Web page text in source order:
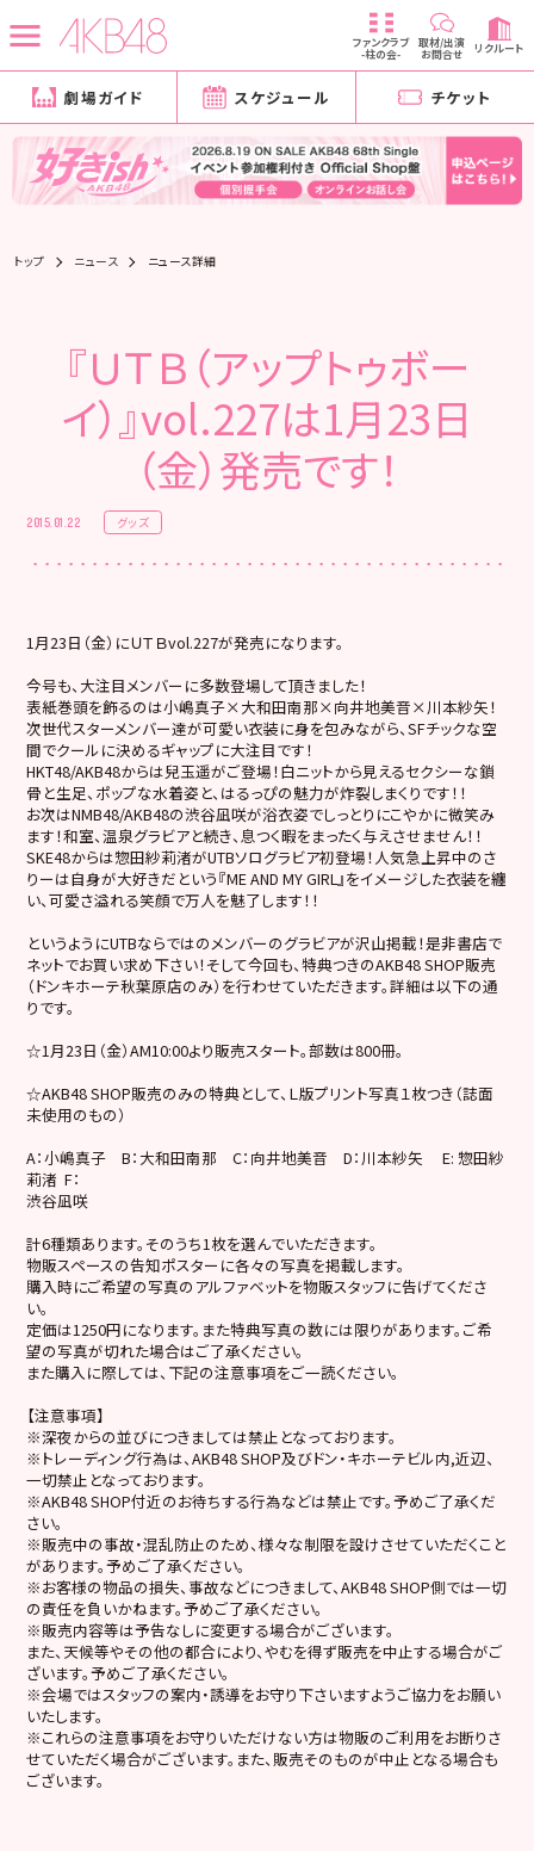
ファンクラブ
-柱の会-
取材/出演
お問合せ リクルート
劇場ガイド スケジュール チケット
トップ ニュース ニュース詳細
『ＵＴＢ（アップトゥボー
イ）』vol.227は1月23日
（金）発売です！
2015.01.22 グッズ
1月23日（金）にＵＴＢvol.227が発売になります。
今号も、大注目メンバーに多数登場して頂きました！
表紙巻頭を飾るのは小嶋真子×大和田南那×向井地美音×川本紗矢！
次世代スターメンバー達が可愛い衣装に身を包みながら、SFチックな空
間でクールに決めるギャップに大注目です！
HKT48/AKB48からは兒玉遥がご登場！白ニットから見えるセクシーな鎖
骨と生足、ポップな水着姿と、はるっぴの魅力が炸裂しまくりです！！
お次はNMB48/AKB48の渋谷凪咲が浴衣姿でしっとりにこやかに微笑み
ます！和室、温泉グラビアと続き、息つく暇をまったく与えさせません！！
SKE48からは惣田紗莉渚がUTBソログラビア初登場！人気急上昇中のさ
りーは自身が大好きだという『ME AND MY GIRL』をイメージした衣装を纏
い、可愛さ溢れる笑顔で万人を魅了します！！
というようにUTBならではのメンバーのグラビアが沢山掲載！是非書店で
ネットでお買い求め下さい！そして今回も、特典つきのAKB48 SHOP販売
（ドンキホーテ秋葉原店のみ）を行わせていただきます。詳細は以下の通
りです。
☆1月23日（金）AM10:00より販売スタート。部数は800冊。
☆AKB48 SHOP販売のみの特典として、Ｌ版プリント写真１枚つき（誌面
未使用のもの）
A：小嶋真子 B：大和田南那 C：向井地美音 D：川本紗矢 E: 惣田紗
莉渚 F：
渋谷凪咲
計6種類あります。そのうち1枚を選んでいただきます。
物販スペースの告知ポスターに各々の写真を掲載します。
購入時にご希望の写真のアルファベットを物販スタッフに告げてくださ
い。
定価は1250円になります。また特典写真の数には限りがあります。ご希
望の写真が切れた場合はご了承ください。
また購入に際しては、下記の注意事項をご一読ください。
【注意事項】
※深夜からの並びにつきましては禁止となっております。
※トレーディング行為は、AKB48 SHOP及びドン・キホーテビル内,近辺、
一切禁止となっております。
※AKB48 SHOP付近のお待ちする行為などは禁止です。予めご了承くだ
さい。
※販売中の事故・混乱防止のため、様々な制限を設けさせていただくこと
があります。予めご了承ください。
※お客様の物品の損失、事故などにつきまして、AKB48 SHOP側では一切
の責任を負いかねます。予めご了承ください。
※販売内容等は予告なしに変更する場合がございます。
また、天候等やその他の都合により、やむを得ず販売を中止する場合がご
ざいます。予めご了承ください。
※会場ではスタッフの案内・誘導をお守り下さいますようご協力をお願い
いたします。
※これらの注意事項をお守りいただけない方は物販のご利用をお断りさ
せていただく場合がございます。また、販売そのものが中止となる場合も
ございます。